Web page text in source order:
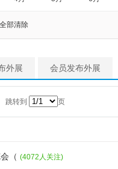
全部清除
外展 会员发布外展
跳转到 页
（ (4072人关注)